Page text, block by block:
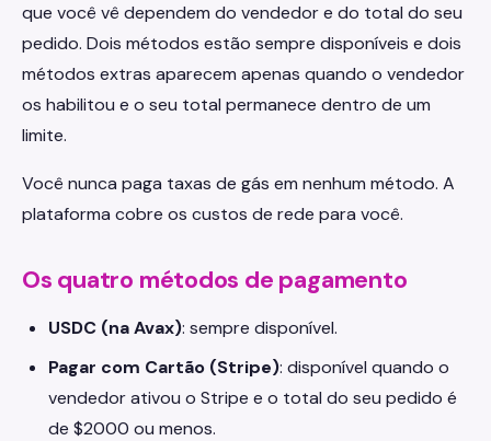
que você vê dependem do vendedor e do total do seu
pedido. Dois métodos estão sempre disponíveis e dois
métodos extras aparecem apenas quando o vendedor
os habilitou e o seu total permanece dentro de um
limite.
Você nunca paga taxas de gás em nenhum método. A
plataforma cobre os custos de rede para você.
Os quatro métodos de pagamento
USDC (na Avax): sempre disponível.
Pagar com Cartão (Stripe): disponível quando o
vendedor ativou o Stripe e o total do seu pedido é
de $2000 ou menos.